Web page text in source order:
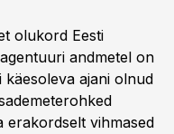
olukord Eesti
andmetel on
käesoleva ajani olnud
erakordselt vihmased